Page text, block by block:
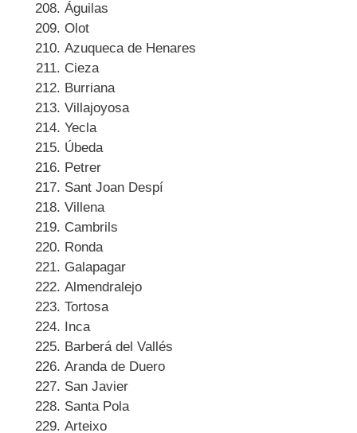
Águilas
Olot
Azuqueca de Henares
Cieza
Burriana
Villajoyosa
Yecla
Úbeda
Petrer
Sant Joan Despí
Villena
Cambrils
Ronda
Galapagar
Almendralejo
Tortosa
Inca
Barberá del Vallés
Aranda de Duero
San Javier
Santa Pola
Arteixo